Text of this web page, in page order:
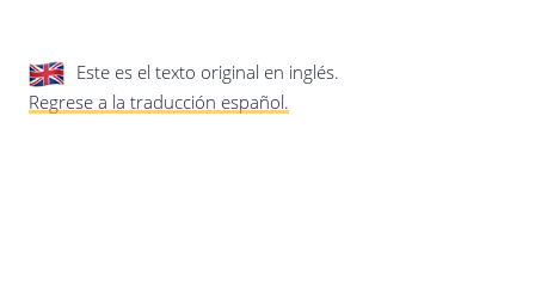
Este es el texto original en inglés.
Regrese a la traducción español.